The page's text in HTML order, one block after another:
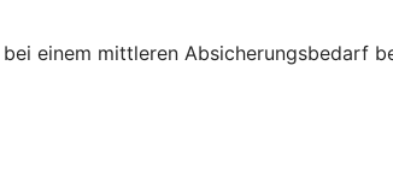
einem mittleren Absicherungsbedarf